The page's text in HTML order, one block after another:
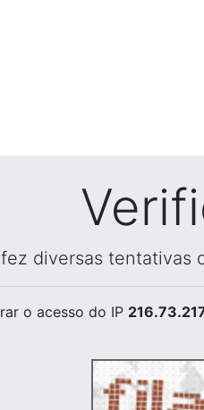
diversas tentativas
o acesso do IP